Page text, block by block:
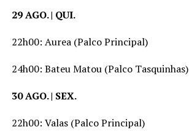
29 AGO. | QUI.
22h00: Aurea (Palco Principal)
24h00: Bateu Matou (Palco Tasquinhas)
30 AGO. | SEX.
22h00: Valas (Palco Principal)